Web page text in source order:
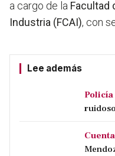
a cargo de la Facultad
Industria (FCAI), con
Lee además